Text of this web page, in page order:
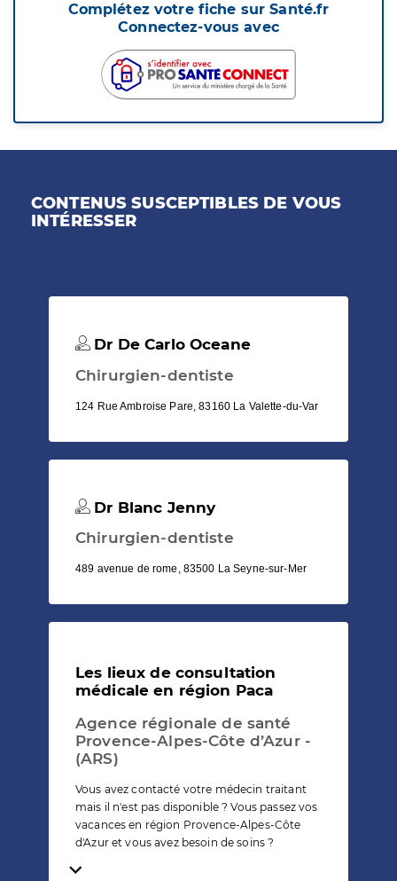
Complétez votre fiche sur Santé.fr
Connectez-vous avec
CONTENUS SUSCEPTIBLES DE VOUS
INTÉRESSER
Dr De Carlo Oceane
Chirurgien-dentiste
124 Rue Ambroise Pare, 83160 La Valette-du-Var
Dr Blanc Jenny
Chirurgien-dentiste
489 avenue de rome, 83500 La Seyne-sur-Mer
Les lieux de consultation
médicale en région Paca
Agence régionale de santé
Provence-Alpes-Côte d’Azur -
(ARS)
Vous avez contacté votre médecin traitant
mais il n'est pas disponible ? Vous passez vos
vacances en région Provence-Alpes-Côte
d'Azur et vous avez besoin de soins ?
Temps de lecture